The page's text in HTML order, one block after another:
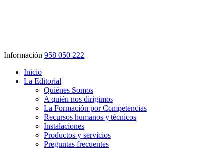
Información 958 050 222
Inicio
La Editorial
Quiénes Somos
A quién nos dirigimos
La Formación por Competencias
Recursos humanos y técnicos
Instalaciones
Productos y servicios
Preguntas frecuentes